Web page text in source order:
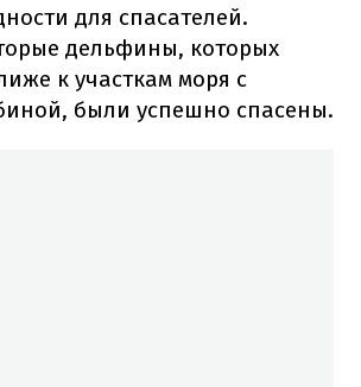
для спасателей.
дельфины, которых
к участкам моря с
были успешно спасены.